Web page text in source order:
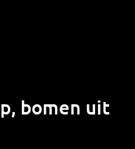
bomen uit